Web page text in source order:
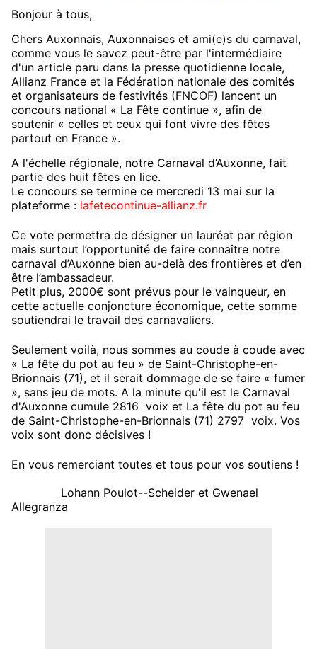
Bonjour à tous,
Chers Auxonnais, Auxonnaises et ami(e)s du carnaval,
comme vous le savez peut-être par l'intermédiaire
d'un article paru dans la presse quotidienne locale,
Allianz France et la Fédération nationale des comités
et organisateurs de festivités (FNCOF) lancent un
concours national « La Fête continue », afin de
soutenir « celles et ceux qui font vivre des fêtes
partout en France ».
A l'échelle régionale, notre Carnaval d’Auxonne, fait
partie des huit fêtes en lice.
Le concours se termine ce mercredi 13 mai sur la
plateforme : lafetecontinue-allianz.fr
Ce vote permettra de désigner un lauréat par région
mais surtout l’opportunité de faire connaître notre
carnaval d’Auxonne bien au-delà des frontières et d’en
être l’ambassadeur.
Petit plus, 2000€ sont prévus pour le vainqueur, en
cette actuelle conjoncture économique, cette somme
soutiendrai le travail des carnavaliers.
Seulement voilà, nous sommes au coude à coude avec
« La fête du pot au feu » de Saint-Christophe-en-
Brionnais (71), et il serait dommage de se faire « fumer
», sans jeu de mots. A la minute qu'il est le Carnaval
d'Auxonne cumule 2816 voix et La fête du pot au feu
de Saint-Christophe-en-Brionnais (71) 2797 voix. Vos
voix sont donc décisives !
En vous remerciant toutes et tous pour vos soutiens !
Lohann Poulot--Scheider et Gwenael
Allegranza